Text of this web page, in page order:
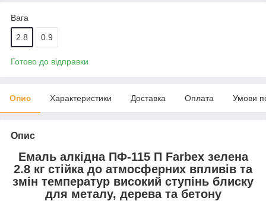
Вага
2.8 0.9
Готово до відправки
Опис Характеристики Доставка Оплата Умови
Опис
Емаль алкідна ПФ-115 П Farbex зелена
2.8 кг стійка до атмосферних впливів та
змін температур високий ступінь блиску
для металу, дерева та бетону